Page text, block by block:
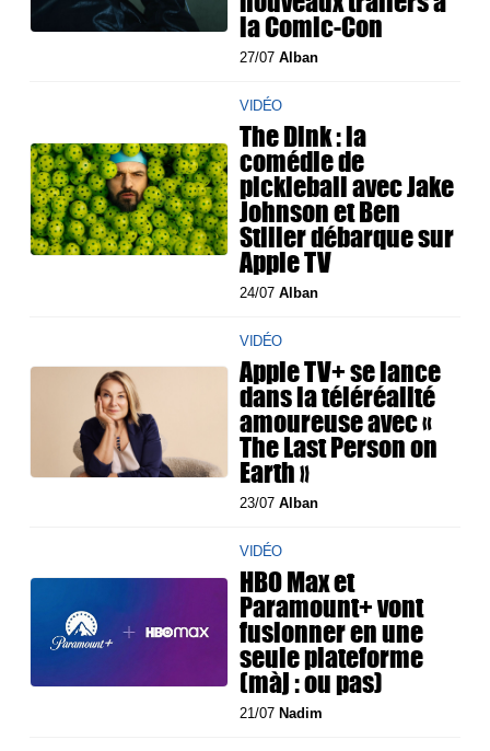
la Comic-Con
27/07Alban
VIDÉO
The Dink : la
comédie de
pickleball avec Jake
Johnson et Ben
Stiller débarque sur
Apple TV
24/07Alban
VIDÉO
Apple TV+ se lance
dans la téléréalité
amoureuse avec «
The Last Person on
Earth »
23/07Alban
VIDÉO
HBO Max et
Paramount+ vont
fusionner en une
seule plateforme
(màj : ou pas)
21/07 Nadim